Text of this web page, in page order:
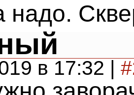
надо.
в 17:32 |